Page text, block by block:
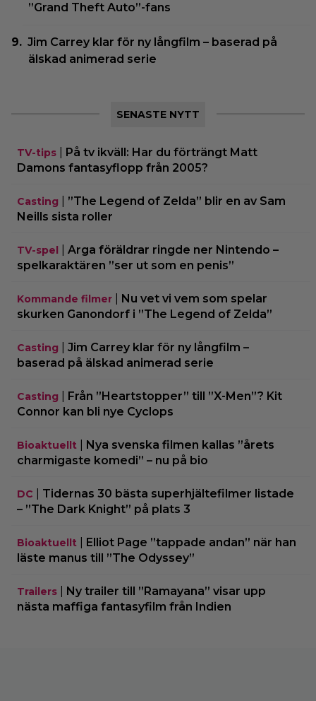
”Grand Theft Auto”-fans
Jim Carrey klar för ny långfilm – baserad på
älskad animerad serie
SENASTE NYTT
TV-tips
På tv ikväll: Har du förträngt Matt
Damons fantasyflopp från 2005?
Casting
”The Legend of Zelda” blir en av Sam
Neills sista roller
TV-spel
Arga föräldrar ringde ner Nintendo –
spelkaraktären ”ser ut som en penis”
Kommande filmer
Nu vet vi vem som spelar
skurken Ganondorf i ”The Legend of Zelda”
Casting
Jim Carrey klar för ny långfilm –
baserad på älskad animerad serie
Casting
Från ”Heartstopper” till ”X-Men”? Kit
Connor kan bli nye Cyclops
Bioaktuellt
Nya svenska filmen kallas ”årets
charmigaste komedi” – nu på bio
DC
Tidernas 30 bästa superhjältefilmer listade
– ”The Dark Knight” på plats 3
Bioaktuellt
Elliot Page ”tappade andan” när han
läste manus till ”The Odyssey”
Trailers
Ny trailer till ”Ramayana” visar upp
nästa maffiga fantasyfilm från Indien